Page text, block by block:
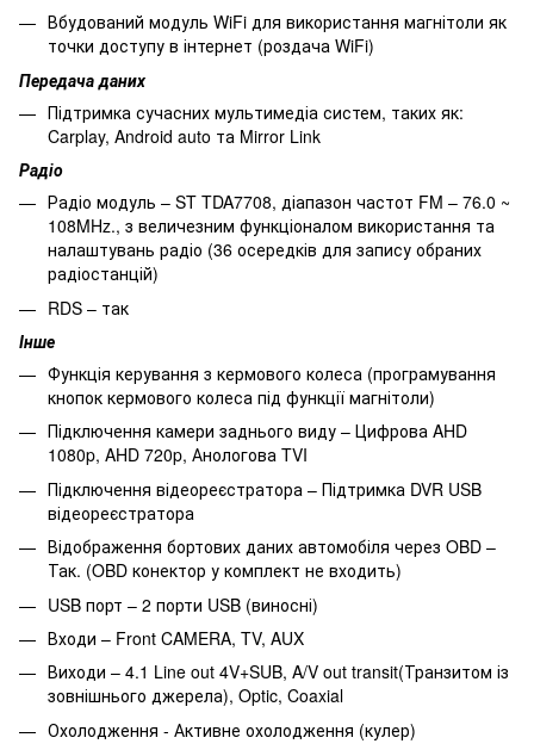
Вбудований модуль WiFi для використання магнітоли як
точки доступу в інтернет (роздача WiFi)
Передача даних
Підтримка сучасних мультимедіа систем, таких як:
Carplay, Android auto та Mirror Link
Радіо
Радіо модуль – ST TDA7708, діапазон частот FM – 76.0 ~
108MHz., з величезним функціоналом використання та
налаштувань радіо (36 осередків для запису обраних
радіостанцій)
RDS – так
Інше
Функція керування з кермового колеса (програмування
кнопок кермового колеса під функції магнітоли)
Підключення камери заднього виду – Цифрова AHD
1080p, AHD 720p, Анологова TVI
Підключення відеореєстратора – Підтримка DVR USB
відеореєстратора
Відображення бортових даних автомобіля через OBD –
Так. (OBD конектор у комплект не входить)
USB порт – 2 порти USB (виносні)
Входи – Front CAMERA, TV, AUX
Виходи – 4.1 Line out 4V+SUB, A/V out transit(Транзитом із
зовнішнього джерела), Optic, Coaxial
Охолодження - Активне охолодження (кулер)